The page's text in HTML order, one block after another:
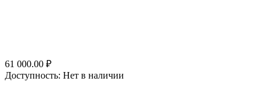
61 000.00 ₽
Доступность: Нет в наличии